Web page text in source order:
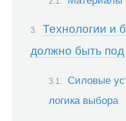
Технологии и
должно быть под
Силовые
логика выбора